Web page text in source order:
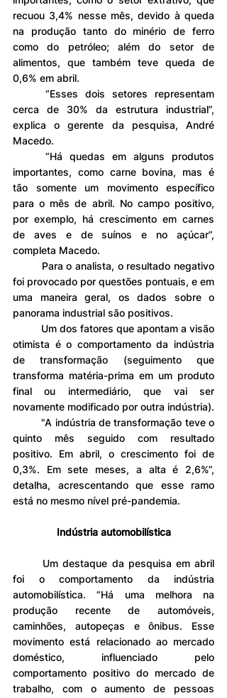
recuou 3,4% nesse mês, devido à queda
na produção tanto do minério de ferro
como do petróleo; além do setor de
alimentos, que também teve queda de
0,6% em abril.
cerca de 30% da estrutura industrial”,
explica o gerente da pesquisa, André
Macedo.
importantes, como carne bovina, mas é
tão somente um movimento específico
para o mês de abril. No campo positivo,
por exemplo, há crescimento em carnes
de aves e de suínos e no açúcar”,
completa Macedo.
foi provocado por questões pontuais, e em
uma maneira geral, os dados sobre o
panorama industrial são positivos.
otimista é o comportamento da indústria
de transformação (seguimento que
transforma matéria-prima em um produto
final ou intermediário, que vai ser
novamente modificado por outra indústria).
	"A indústria de transformação teve o
quinto mês seguido com resultado
positivo. Em abril, o crescimento foi de
0,3%. Em sete meses, a alta é 2,6%”,
detalha, acrescentando que esse ramo
está no mesmo nível pré-pandemia.
Indústria automobilística
foi o comportamento da indústria
automobilística. “Há uma melhora na
produção recente de automóveis,
caminhões, autopeças e ônibus. Esse
movimento está relacionado ao mercado
doméstico, influenciado pelo
comportamento positivo do mercado de
trabalho, com o aumento de pessoas